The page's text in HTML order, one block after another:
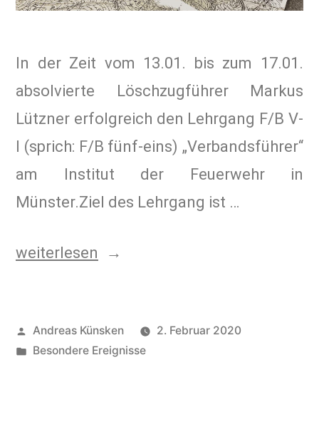
In der Zeit vom 13.01. bis zum 17.01.
absolvierte Löschzugführer Markus
Lützner erfolgreich den Lehrgang F/B V-
I (sprich: F/B fünf-eins) „Verbandsführer“
am Institut der Feuerwehr in
Münster.Ziel des Lehrgang ist …
weiterlesen
Andreas Künsken
2. Februar 2020
Besondere Ereignisse